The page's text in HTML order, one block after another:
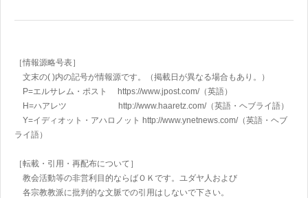
［情報源略号表］
文末の( )内の記号が情報源です。（掲載日が異なる場合もあり。）
P=エルサレム・ポスト https://www.jpost.com/（英語）
H=ハアレツ http://www.haaretz.com/（英語・ヘブライ語）
Y=イディオット・アハロノット http://www.ynetnews.com/（英語・ヘブ
ライ語）
［転載・引用・再配布について］
教会活動等の非営利目的ならばＯＫです。ユダヤ人および
各宗教教派に批判的な文脈での引用はしないで下さい。